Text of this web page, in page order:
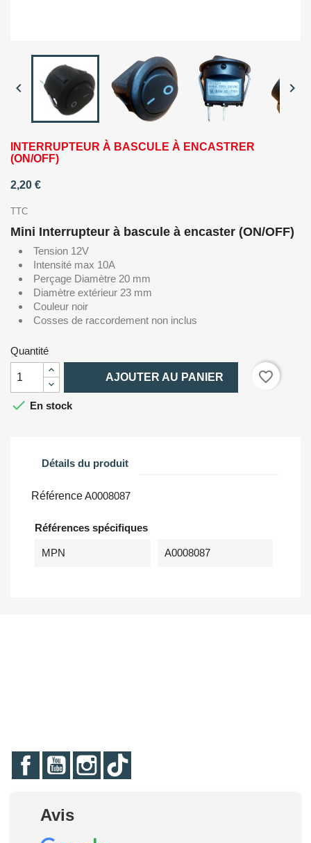
 
INTERRUPTEUR À BASCULE À ENCASTRER
(ON/OFF)
2,20 €
TTC
Mini Interrupteur à bascule à encaster (ON/OFF)
Tension 12V
Intensité max 10A
Perçage Diamètre 20 mm
Diamètre extérieur 23 mm
Couleur noir
Cosses de raccordement non inclus
Quantité
AJOUTER AU PANIER
favorite_border
 En stock
Détails du produit
RéférenceA0008087
Références spécifiques
MPN A0008087
FacebookYouTubeInstagram
Avis